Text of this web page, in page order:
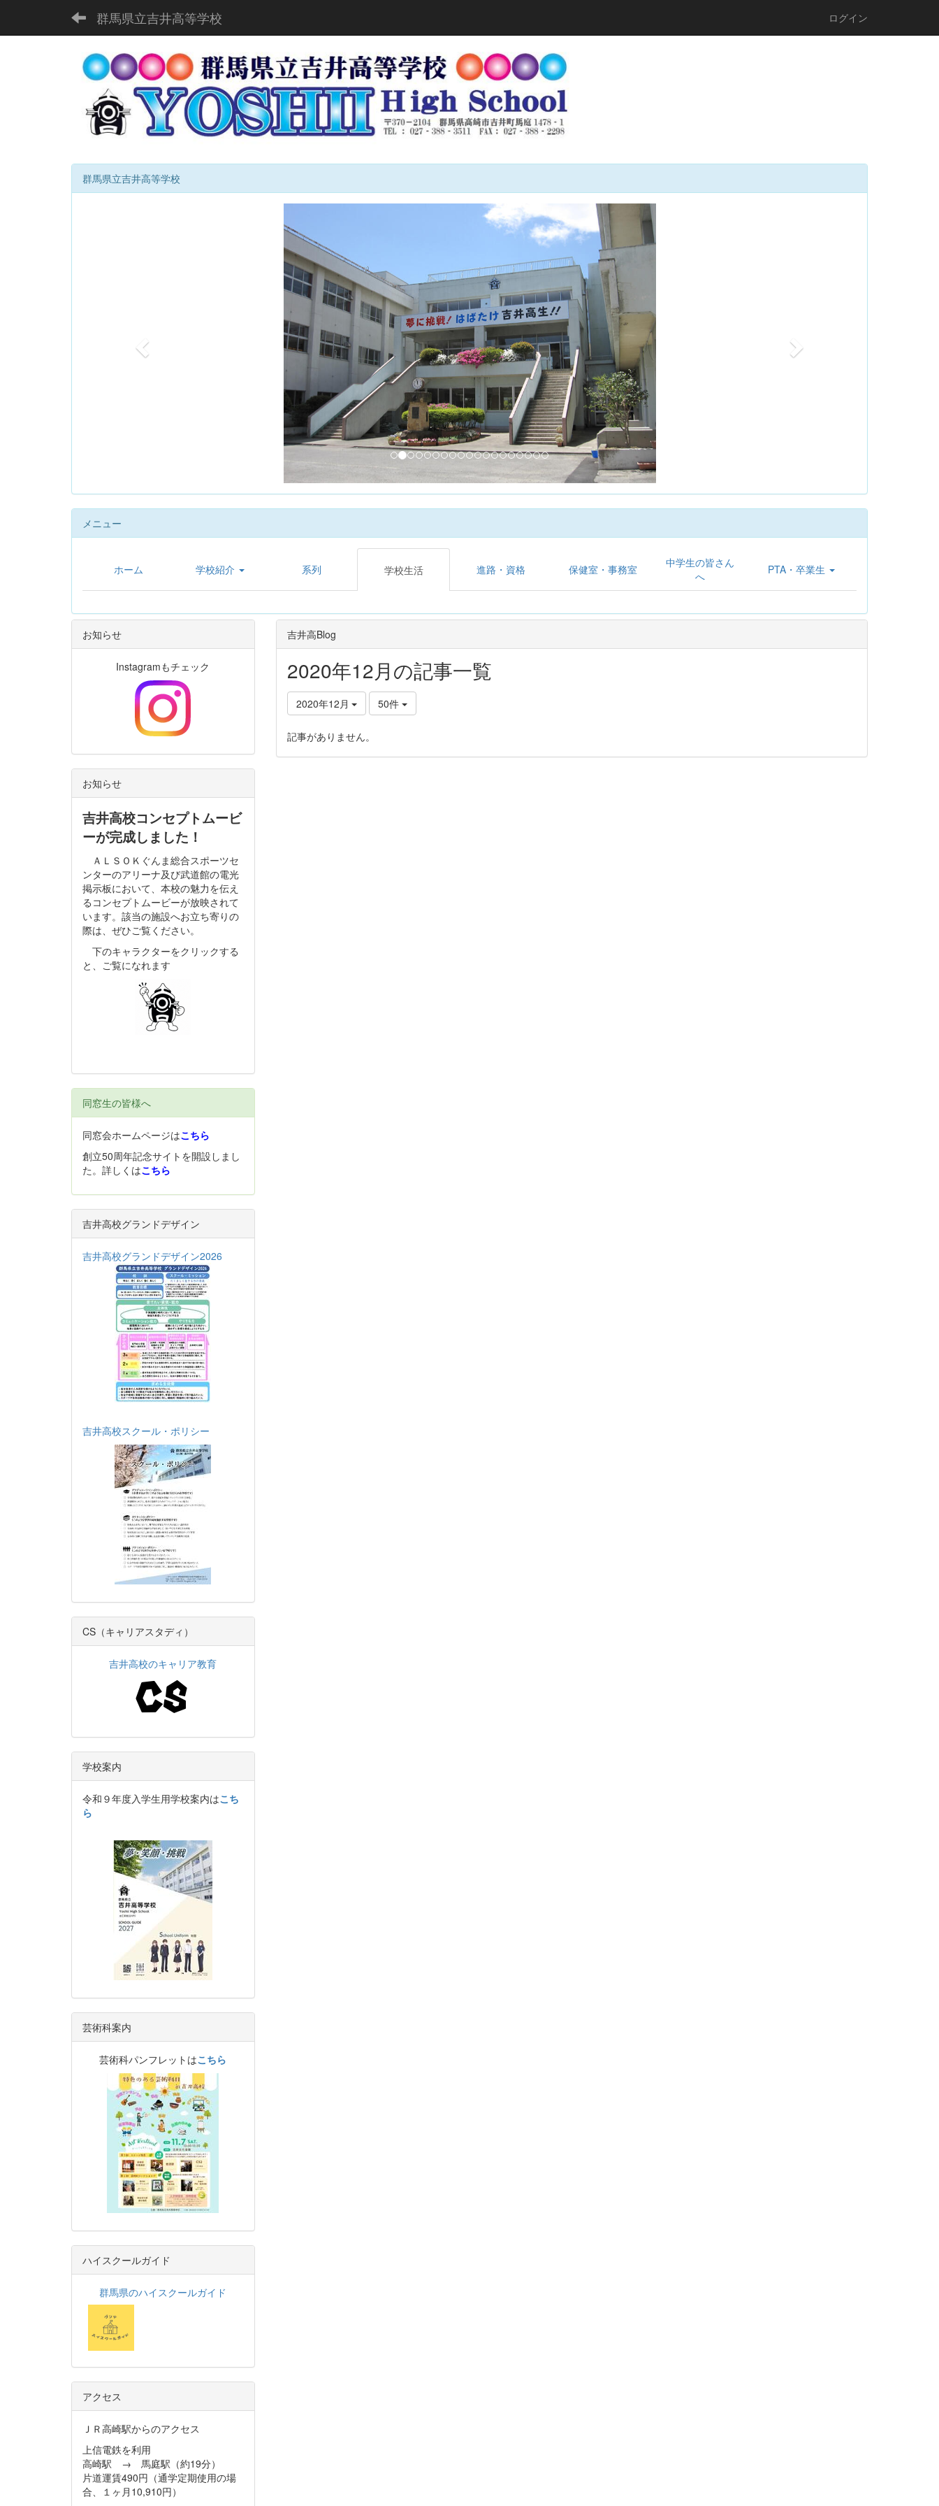
群馬県立吉井高等学校 ログイン
群馬県立吉井高等学校
s
メニュー
ホーム 学校紹介 系列 学校生活 進路・資格 保健室・事務室
中学生の皆さん
へ
PTA・卒業生
吉井高Blog
2020年12月の記事一覧
2020年12月 50件
記事がありません。
お知らせ
Instagramもチェック
お知らせ
吉井高校コンセプトムービ
ーが完成しました！
ＡＬＳＯＫぐんま総合スポーツセ
ンターのアリーナ及び武道館の電光
掲示板において、本校の魅力を伝え
るコンセプトムービーが放映されて
います。該当の施設へお立ち寄りの
際は、ぜひご覧ください。
下のキャラクターをクリックする
と、ご覧になれます
同窓生の皆様へ
同窓会ホームページはこちら
創立50周年記念サイトを開設しまし
た。詳しくはこちら
吉井高校グランドデザイン
吉井高校グランドデザイン2026
吉井高校スクール・ポリシー
CS（キャリアスタディ）
吉井高校のキャリア教育
学校案内
令和９年度入学生用学校案内はこち
ら
芸術科案内
芸術科パンフレットはこちら
ハイスクールガイド
群馬県のハイスクールガイド
アクセス
ＪＲ高崎駅からのアクセス
上信電鉄を利用
高崎駅 → 馬庭駅（約19分）
片道運賃490円（通学定期使用の場
合、１ヶ月10,910円）